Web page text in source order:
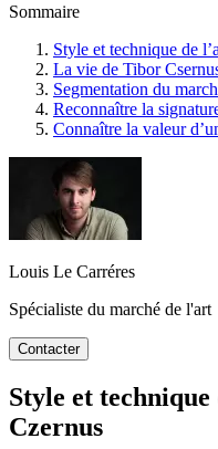
Sommaire
Style et technique de
La vie de Tibor
Segmentation du
Reconnaître la
Connaître la valeur
Louis Le Carréres
Spécialiste du marché de l'art
Contacter
Style et
Czernus